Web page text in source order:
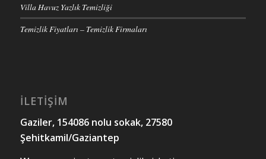
Villa Havuz Yazlık Temizliği
Temizlik Fiyatları – Temizlik Firmaları
İLETİŞİM
Gaziler, 154086 nolu sokak, 27580
Şehitkamil/Gaziantep